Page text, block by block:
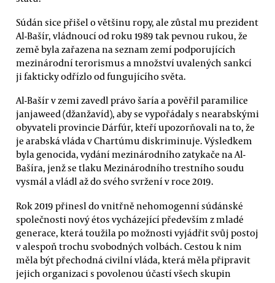
Súdán sice přišel o většinu ropy, ale zůstal mu prezident
Al-Bašír, vládnoucí od roku 1989 tak pevnou rukou, že
země byla zařazena na seznam zemí podporujících
mezinárodní terorismus a množství uvalených sankcí
ji fakticky odřízlo od fungujícího světa.
Al-Bašír v zemi zavedl právo šaría a pověřil paramilice
janjaweed (džanžavíd), aby se vypořádaly s nearabskými
obyvateli provincie Dárfúr, kteří upozorňovali na to, že
je arabská vláda v Chartúmu diskriminuje. Výsledkem
byla genocida, vydání mezinárodního zatykače na Al-
Bašíra, jenž se tlaku Mezinárodního trestního soudu
vysmál a vládl až do svého svržení v roce 2019.
Rok 2019 přinesl do vnitřně nehomogenní súdánské
společnosti nový étos vycházející především z mladé
generace, která toužila po možnosti vyjádřit svůj postoj
v alespoň trochu svobodných volbách. Cestou k nim
měla být přechodná civilní vláda, která měla připravit
jejich organizaci s povolenou účastí všech skupin